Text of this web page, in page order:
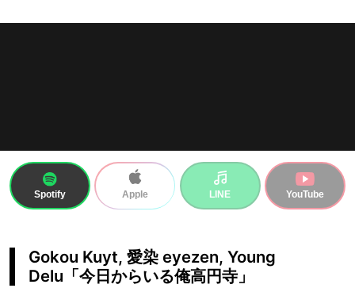
Spotify Apple LINE YouTube
Gokou Kuyt, 愛染 eyezen, Young
Delu「今日からいる俺高円寺」